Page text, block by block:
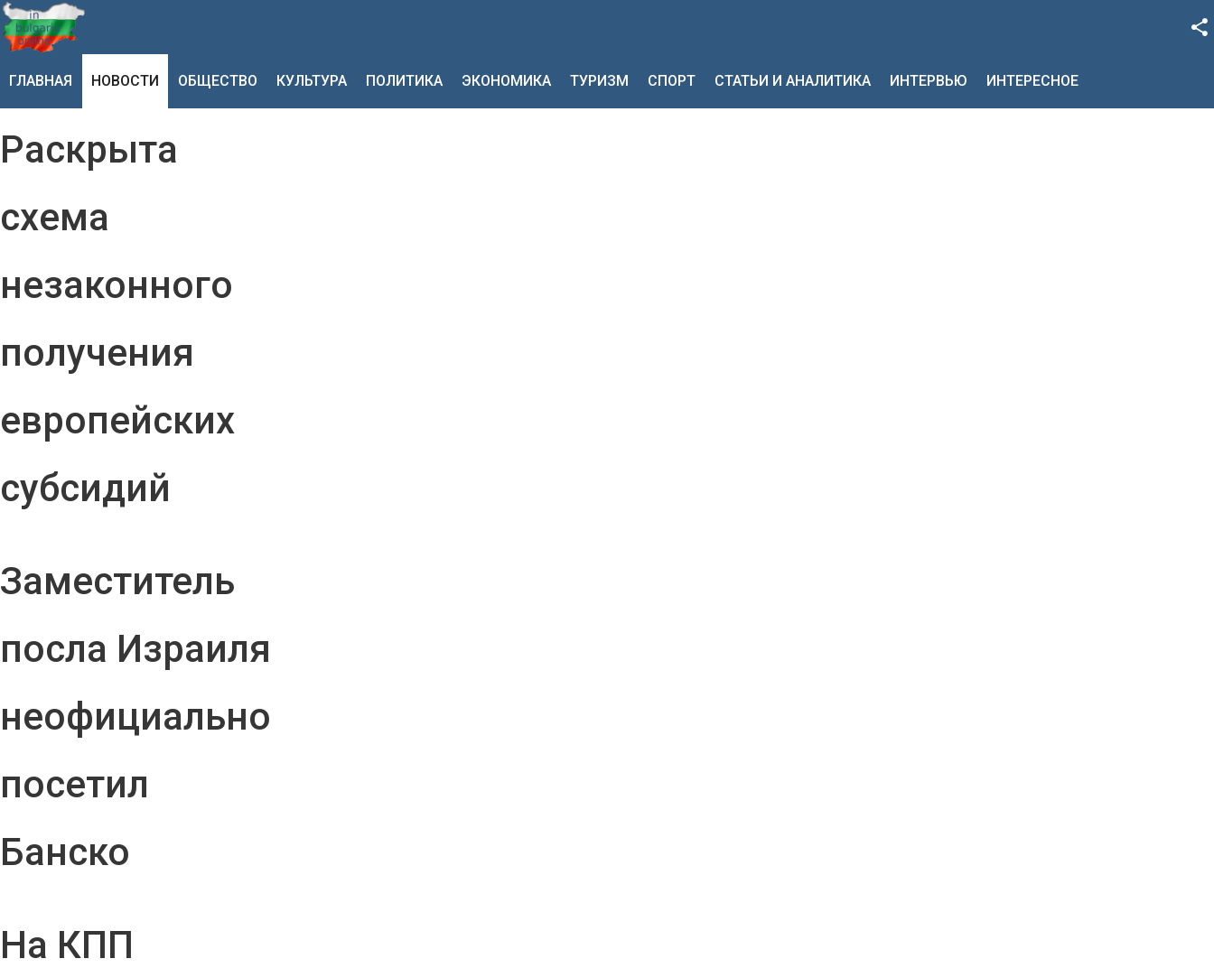
Google+
ГЛАВНАЯ НОВОСТИ ОБЩЕСТВО КУЛЬТУРА ПОЛИТИКА ЭКОНОМИКА ТУРИЗМ СПОРТ СТАТЬИ И АНАЛИТИКА ИНТЕРВЬЮ ИНТЕРЕСНОЕ
Раскрыта
схема
незаконного
получения
европейских
субсидий
Заместитель
посла Израиля
неофициально
посетил
Банско
На КПП